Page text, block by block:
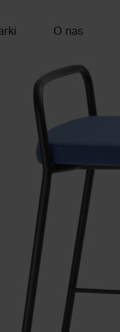
O nas